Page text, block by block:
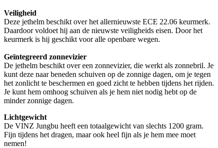
Veiligheid
Deze jethelm beschikt over het allernieuwste ECE 22.06 keurmerk.
Daardoor voldoet hij aan de nieuwste veiligheids eisen. Door het
keurmerk is hij geschikt voor alle openbare wegen.
Geïntegreerd zonnevizier
De jethelm beschikt over een zonnevizier, die werkt als zonnebril. Je
kunt deze naar beneden schuiven op de zonnige dagen, om je tegen
het zonlicht te beschermen en goed zicht te hebben tijdens het rijden.
Je kunt hem omhoog schuiven als je hem niet nodig hebt op de
minder zonnige dagen.
Lichtgewicht
De VINZ Jungbu heeft een totaalgewicht van slechts 1200 gram.
Fijn tijdens het dragen, maar ook heel fijn als je hem mee moet
nemen!